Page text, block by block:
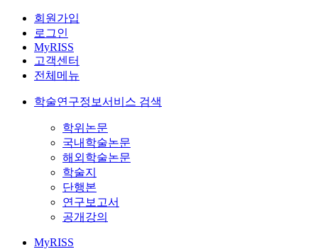
회원가입
로그인
MyRISS
고객센터
전체메뉴
학술연구정보서비스 검색
학위논문
국내학술논문
해외학술논문
학술지
단행본
연구보고서
공개강의
MyRISS